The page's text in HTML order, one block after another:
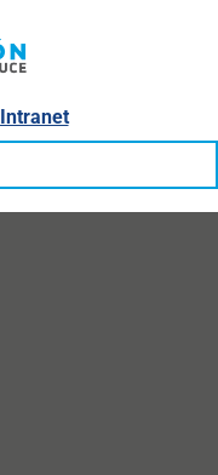
Intranet